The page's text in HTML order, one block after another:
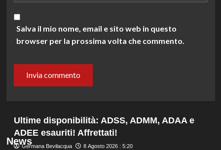
Salva il mio nome, email e sito web in questo
browser per la prossima volta che commento.
News
Ultime disponibilità: ADSS, ADMM, ADAA e
ADEE esauriti! Affrettati!
Germana Bevilacqua 8 Agosto 2026 : 5:20